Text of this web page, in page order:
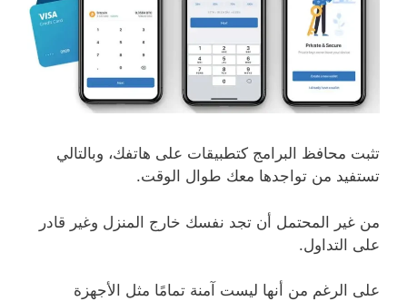
تثبت محافظ البرامج كتطبيقات على هاتفك، وبالتالي
تستفيد من تواجدها معك طوال الوقت.
من غير المحتمل أن تجد نفسك خارج المنزل وغير قادر
على التداول.
على الرغم من أنها ليست آمنة تمامًا مثل الأجهزة